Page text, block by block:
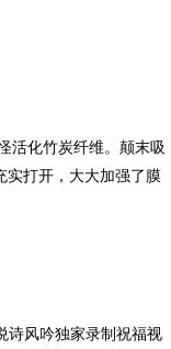
活化竹炭纤维。颠末吸
实打开，大大加强了膜
诗风吟独家录制祝福视